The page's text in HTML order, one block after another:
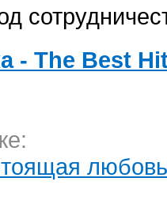
- The Best